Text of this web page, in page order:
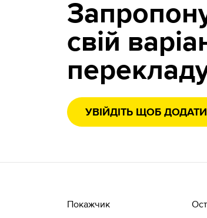
свій
УВІЙДІТЬ ЩОБ
Покажчик